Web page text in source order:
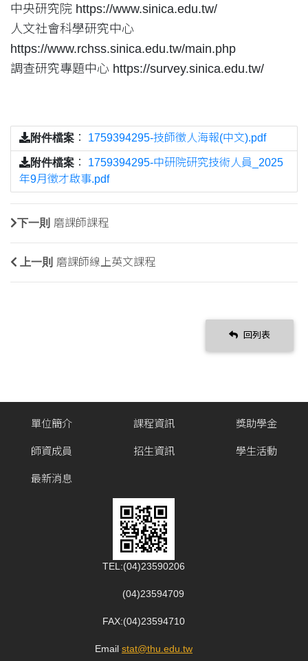
中央研究院 https://www.sinica.edu.tw/
人文社會科學研究中心
https://www.rchss.sinica.edu.tw/main.php
調查研究專題中心 https://survey.sinica.edu.tw/
附件檔案 ： 1759394295-技師徵人海報(中文).pdf
附件檔案 ： 1759394295-中研院研究技術人員_2025
年9月徵才啟事.pdf
下一則 磨課師課程
上一則 磨課師線上英文課程
回列表
單位簡介
師資成員
最新消息
課程資訊
招生資訊
獎助學金
學生活動
TEL:(04)23590206
(04)23594709
FAX:(04)23594710
Email :stat@thu.edu.tw